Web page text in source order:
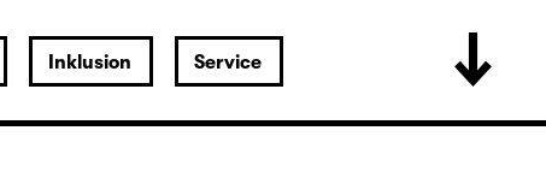
Inklusion Service